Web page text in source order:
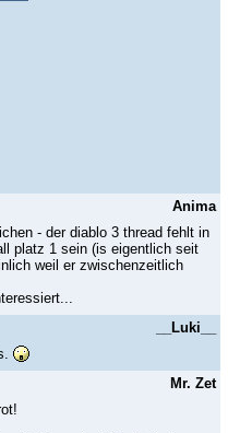
Anima
- der diablo 3 thread fehlt in
platz 1 sein (is eigentlich seit
weil er zwischenzeitlich
__Luki__
Mr. Zet